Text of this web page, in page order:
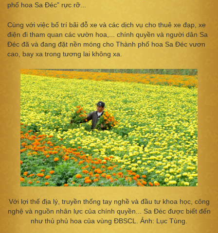
phố hoa Sa Đéc” rực rỡ...
Cùng với việc bố trí bãi đỗ xe và các dịch vụ cho thuê xe đạp, xe
điện đi tham quan các vườn hoa,... chính quyền và người dân Sa
Đéc đã và đang đặt nền móng cho Thành phố hoa Sa Đéc vươn
cao, bay xa trong tương lai không xa.
Với lợi thế địa lý, truyền thống tay nghề và đầu tư khoa học, công
nghệ và nguồn nhân lực của chính quyền... Sa Đéc được biết đến
như thủ phủ hoa của vùng ĐBSCL. Ảnh: Lục Tùng.